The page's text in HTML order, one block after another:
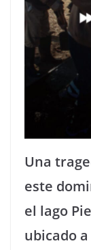
Una
este
el lago
ubicado